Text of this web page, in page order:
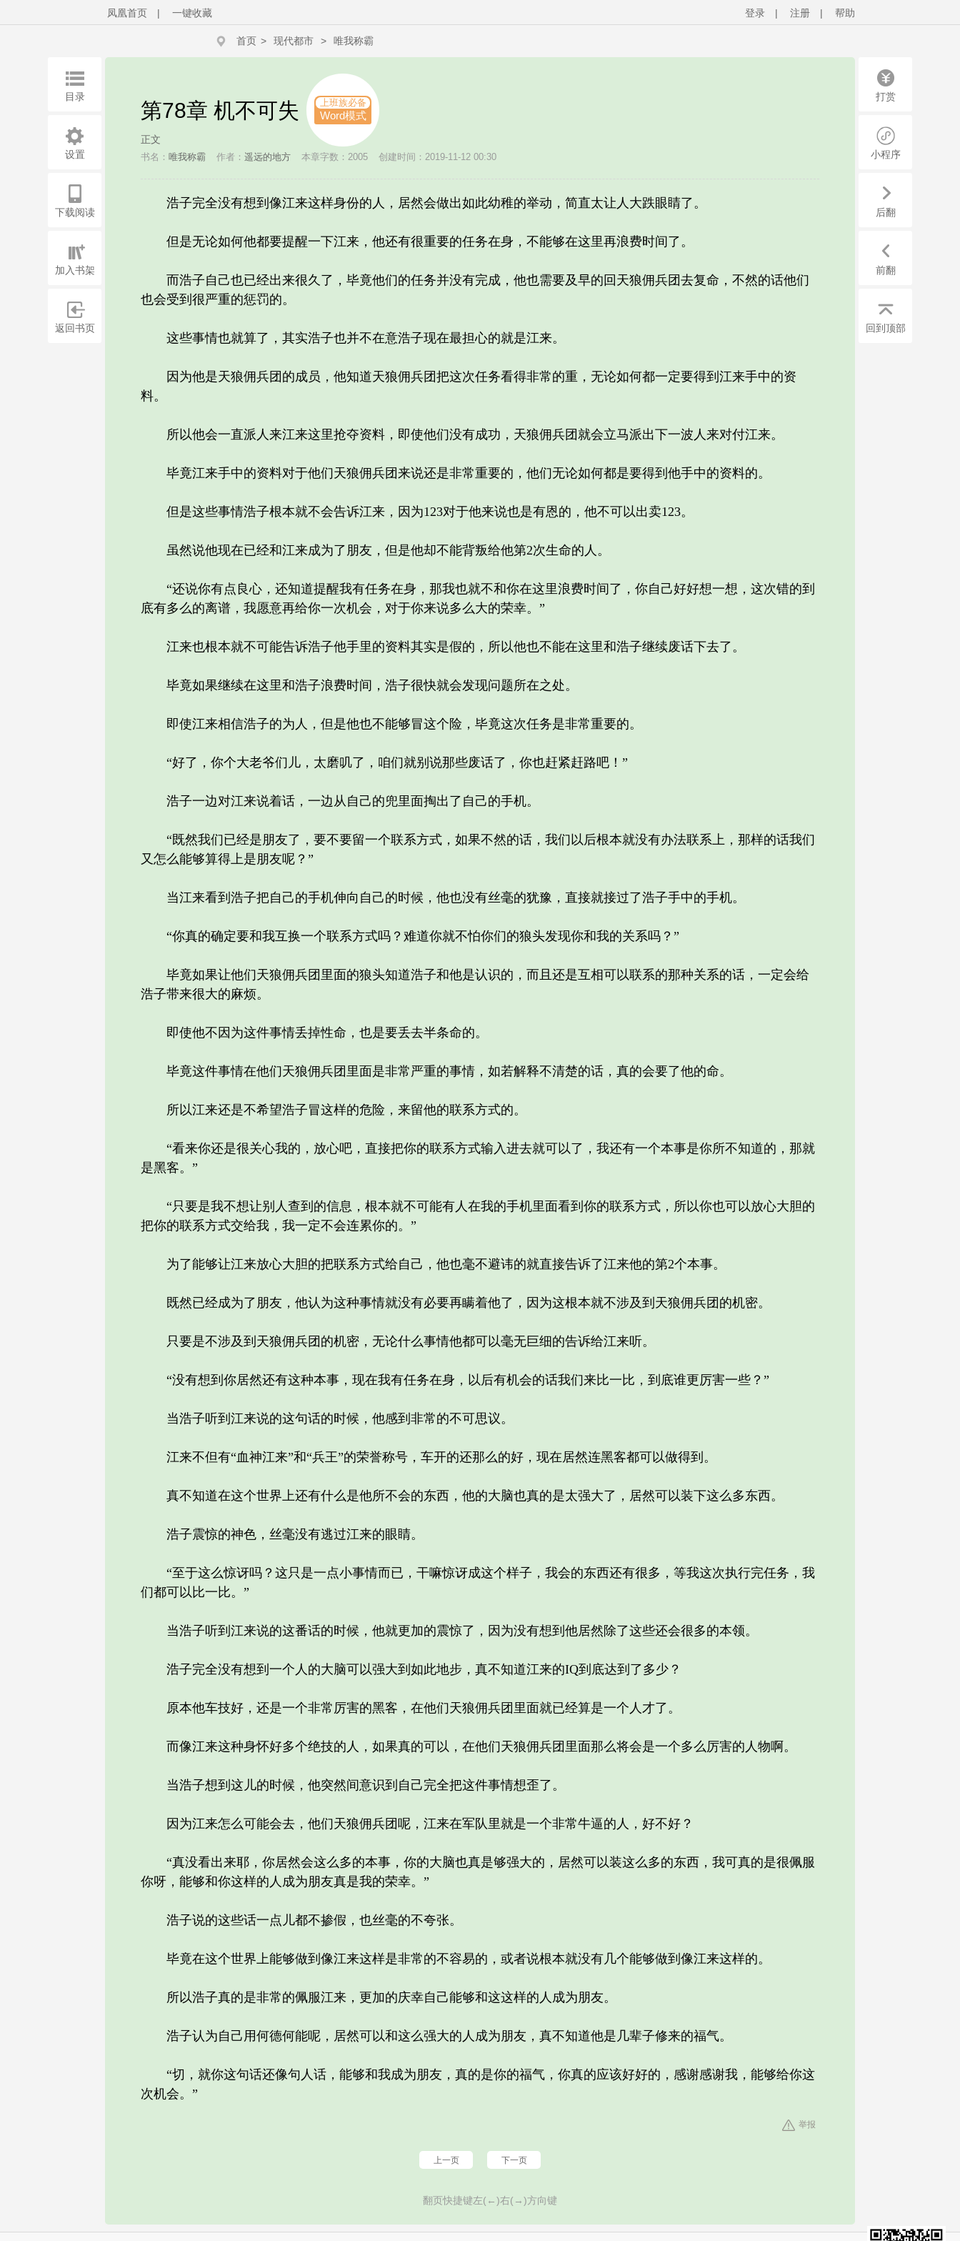
登录 | 注册 | 帮助
凤凰首页 | 一键收藏
首页 > 现代都市 > 唯我称霸
第78章 机不可失 上班族必备
Word模式
正文
书名： 唯我称霸 作者： 遥远的地方 本章字数：2005 创建时间：2019-11-12 00:30
浩子完全没有想到像江来这样身份的人，居然会做出如此幼稚的举动，简直太让人大跌眼睛了。
但是无论如何他都要提醒一下江来，他还有很重要的任务在身，不能够在这里再浪费时间了。
而浩子自己也已经出来很久了，毕竟他们的任务并没有完成，他也需要及早的回天狼佣兵团去复命，不然的话他们
也会受到很严重的惩罚的。
这些事情也就算了，其实浩子也并不在意浩子现在最担心的就是江来。
因为他是天狼佣兵团的成员，他知道天狼佣兵团把这次任务看得非常的重，无论如何都一定要得到江来手中的资
料。
所以他会一直派人来江来这里抢夺资料，即使他们没有成功，天狼佣兵团就会立马派出下一波人来对付江来。
毕竟江来手中的资料对于他们天狼佣兵团来说还是非常重要的，他们无论如何都是要得到他手中的资料的。
但是这些事情浩子根本就不会告诉江来，因为123对于他来说也是有恩的，他不可以出卖123。
虽然说他现在已经和江来成为了朋友，但是他却不能背叛给他第2次生命的人。
“还说你有点良心，还知道提醒我有任务在身，那我也就不和你在这里浪费时间了，你自己好好想一想，这次错的到
底有多么的离谱，我愿意再给你一次机会，对于你来说多么大的荣幸。”
江来也根本就不可能告诉浩子他手里的资料其实是假的，所以他也不能在这里和浩子继续废话下去了。
毕竟如果继续在这里和浩子浪费时间，浩子很快就会发现问题所在之处。
即使江来相信浩子的为人，但是他也不能够冒这个险，毕竟这次任务是非常重要的。
“好了，你个大老爷们儿，太磨叽了，咱们就别说那些废话了，你也赶紧赶路吧！”
浩子一边对江来说着话，一边从自己的兜里面掏出了自己的手机。
“既然我们已经是朋友了，要不要留一个联系方式，如果不然的话，我们以后根本就没有办法联系上，那样的话我们
又怎么能够算得上是朋友呢？”
当江来看到浩子把自己的手机伸向自己的时候，他也没有丝毫的犹豫，直接就接过了浩子手中的手机。
“你真的确定要和我互换一个联系方式吗？难道你就不怕你们的狼头发现你和我的关系吗？”
毕竟如果让他们天狼佣兵团里面的狼头知道浩子和他是认识的，而且还是互相可以联系的那种关系的话，一定会给
浩子带来很大的麻烦。
即使他不因为这件事情丢掉性命，也是要丢去半条命的。
毕竟这件事情在他们天狼佣兵团里面是非常严重的事情，如若解释不清楚的话，真的会要了他的命。
所以江来还是不希望浩子冒这样的危险，来留他的联系方式的。
“看来你还是很关心我的，放心吧，直接把你的联系方式输入进去就可以了，我还有一个本事是你所不知道的，那就
是黑客。”
“只要是我不想让别人查到的信息，根本就不可能有人在我的手机里面看到你的联系方式，所以你也可以放心大胆的
把你的联系方式交给我，我一定不会连累你的。”
为了能够让江来放心大胆的把联系方式给自己，他也毫不避讳的就直接告诉了江来他的第2个本事。
既然已经成为了朋友，他认为这种事情就没有必要再瞒着他了，因为这根本就不涉及到天狼佣兵团的机密。
只要是不涉及到天狼佣兵团的机密，无论什么事情他都可以毫无巨细的告诉给江来听。
“没有想到你居然还有这种本事，现在我有任务在身，以后有机会的话我们来比一比，到底谁更厉害一些？”
当浩子听到江来说的这句话的时候，他感到非常的不可思议。
江来不但有“血神江来”和“兵王”的荣誉称号，车开的还那么的好，现在居然连黑客都可以做得到。
真不知道在这个世界上还有什么是他所不会的东西，他的大脑也真的是太强大了，居然可以装下这么多东西。
浩子震惊的神色，丝毫没有逃过江来的眼睛。
“至于这么惊讶吗？这只是一点小事情而已，干嘛惊讶成这个样子，我会的东西还有很多，等我这次执行完任务，我
们都可以比一比。”
当浩子听到江来说的这番话的时候，他就更加的震惊了，因为没有想到他居然除了这些还会很多的本领。
浩子完全没有想到一个人的大脑可以强大到如此地步，真不知道江来的IQ到底达到了多少？
原本他车技好，还是一个非常厉害的黑客，在他们天狼佣兵团里面就已经算是一个人才了。
而像江来这种身怀好多个绝技的人，如果真的可以，在他们天狼佣兵团里面那么将会是一个多么厉害的人物啊。
当浩子想到这儿的时候，他突然间意识到自己完全把这件事情想歪了。
因为江来怎么可能会去，他们天狼佣兵团呢，江来在军队里就是一个非常牛逼的人，好不好？
“真没看出来耶，你居然会这么多的本事，你的大脑也真是够强大的，居然可以装这么多的东西，我可真的是很佩服
你呀，能够和你这样的人成为朋友真是我的荣幸。”
浩子说的这些话一点儿都不掺假，也丝毫的不夸张。
毕竟在这个世界上能够做到像江来这样是非常的不容易的，或者说根本就没有几个能够做到像江来这样的。
所以浩子真的是非常的佩服江来，更加的庆幸自己能够和这这样的人成为朋友。
浩子认为自己用何德何能呢，居然可以和这么强大的人成为朋友，真不知道他是几辈子修来的福气。
“切，就你这句话还像句人话，能够和我成为朋友，真的是你的福气，你真的应该好好的，感谢感谢我，能够给你这
次机会。”
举报
上一页 下一页
翻页快捷键左(←)右(→)方向键
目录
设置
下载阅读
加入书架
返回书页
打赏
小程序
后翻
前翻
回到顶部